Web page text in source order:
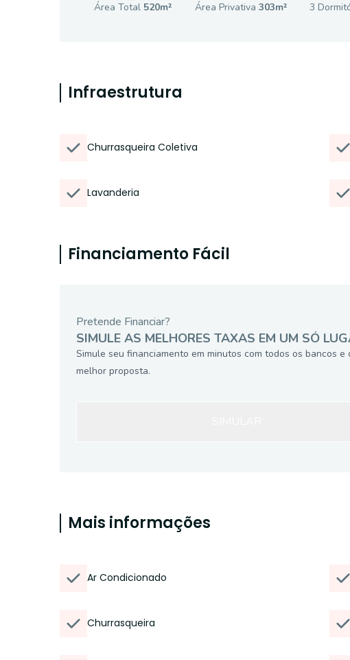
Área Total 520m² Área Privativa 303m² 3
Infraestrutura
Churrasqueira Coletiva
Lavanderia
Financiamento Fácil
Pretende Financiar?
SIMULE AS MELHORES TAXAS EM UM SÓ
Simule seu financiamento em minutos com todos os bancos e
melhor proposta.
Mais informações
Ar Condicionado
Churrasqueira